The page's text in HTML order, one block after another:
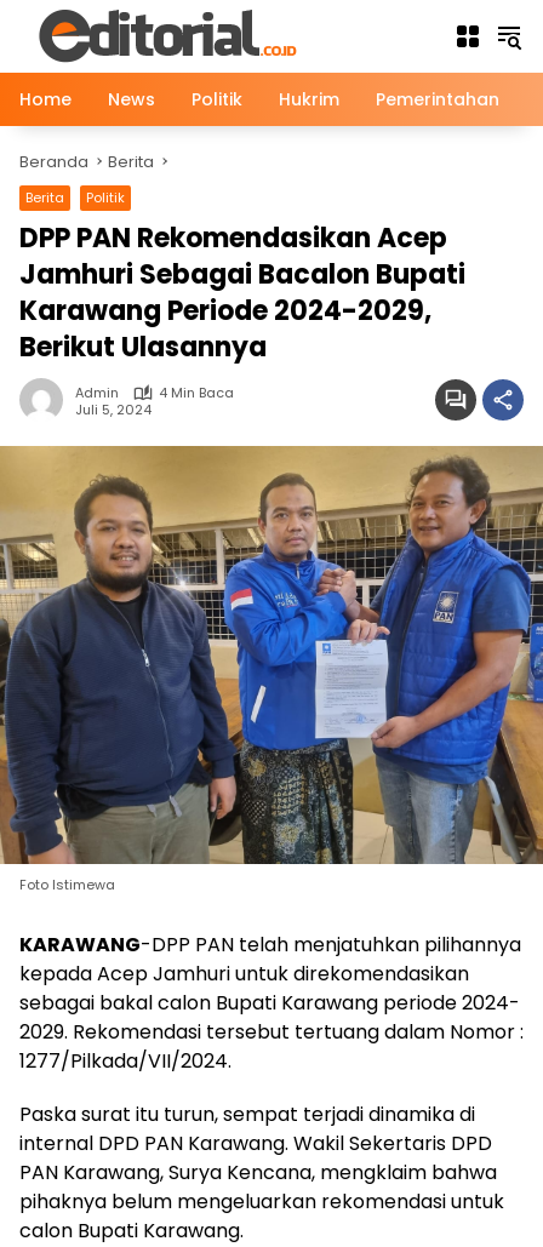
Langsung
konten
Home
News Politik Hukrim Pemerintahan
Beranda Berita
Berita Politik
DPP PAN Rekomendasikan Acep
Jamhuri Sebagai Bacalon Bupati
Karawang Periode 2024-2029,
Berikut Ulasannya
Admin
4 Min Baca
Juli 5, 2024
Foto Istimewa
KARAWANG-DPP PAN telah menjatuhkan pilihannya
kepada Acep Jamhuri untuk direkomendasikan
sebagai bakal calon Bupati Karawang periode 2024-
2029. Rekomendasi tersebut tertuang dalam Nomor :
1277/Pilkada/VII/2024.
Paska surat itu turun, sempat terjadi dinamika di
internal DPD PAN Karawang. Wakil Sekertaris DPD
PAN Karawang, Surya Kencana, mengklaim bahwa
pihaknya belum mengeluarkan rekomendasi untuk
calon Bupati Karawang.